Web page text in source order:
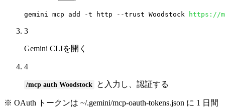
gemini mcp add -t http --trust Woodstock https://
3
Gemini CLIを開く
4
/mcp auth Woodstock と入力し、認証する
※ OAuth トークンは ~/.gemini/mcp-oauth-tokens.json に 1 日間